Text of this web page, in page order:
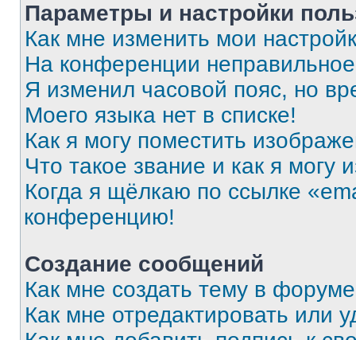
Параметры и настройки
Как мне изменить мои
На конференции
Я изменил часовой пояс, но
Моего языка нет в списке!
Как я могу поместить
Что такое звание и как я могу
Когда я щёлкаю по ссылке
конференцию!
Создание сообщений
Как мне создать тему в
Как мне отредактировать или